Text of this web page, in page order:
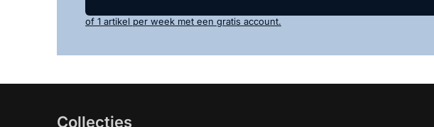
of 1 artikel per week met een gratis account.
Collecties